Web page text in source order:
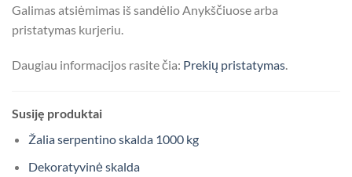
Galimas atsiėmimas iš sandėlio Anykščiuose arba
pristatymas kurjeriu.
Daugiau informacijos rasite čia: Prekių pristatymas.
Susiję produktai
Žalia serpentino skalda 1000 kg
Dekoratyvinė skalda